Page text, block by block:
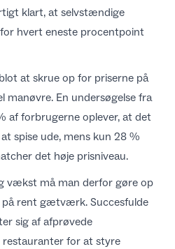
klart, at selvstændige
hvert eneste procentpoint
at skrue op for priserne på
manøvre. En undersøgelse fra
af forbrugerne oplever, at det
spise ude, mens kun 28 %
det høje prisniveau.
vækst må man derfor gøre op
rent gætværk. Succesfulde
sig af afprøvede
for at styre